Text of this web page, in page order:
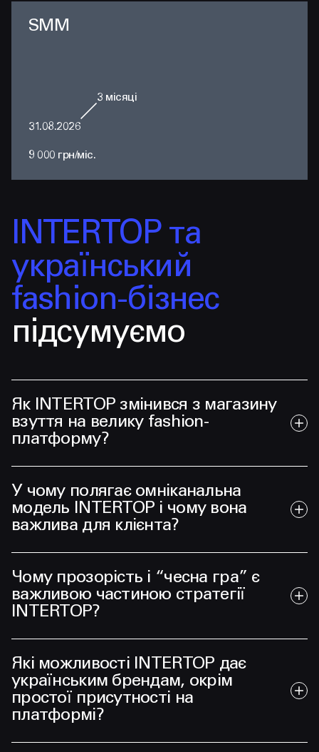
SMM
31.08.2026
3 місяці
9 000 грн/міс.
INTERTOP та
український
fashion-бізнес
підсумуємо
Як INTERTOP змінився з магазину
взуття на велику fashion-
платформу?
У чому полягає омніканальна
модель INTERTOP і чому вона
важлива для клієнта?
Чому прозорість і “чесна гра” є
важливою частиною стратегії
INTERTOP?
Які можливості INTERTOP дає
українським брендам, окрім
простої присутності на
платформі?